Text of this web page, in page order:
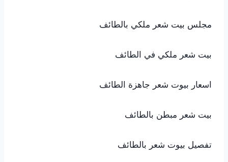
مجلس بيت شعر ملكي بالطائف
بيت شعر ملكي في الطائف
اسعار بيوت شعر جاهزة الطائف
بيت شعر مبطن بالطائف
تفصيل بيوت شعر بالطائف